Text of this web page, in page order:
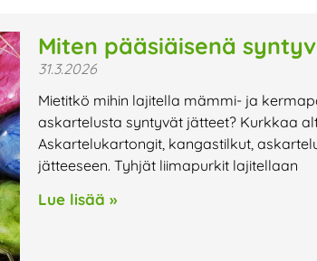
Miten pääsiäisenä
31.3.2026
Mietitkö mihin lajitella mämmi- ja
askartelusta syntyvät jätteet? Kurkkaa
Askartelukartongit, kangastilkut,
jätteeseen. Tyhjät liimapurkit lajitellaan
Lue lisää »